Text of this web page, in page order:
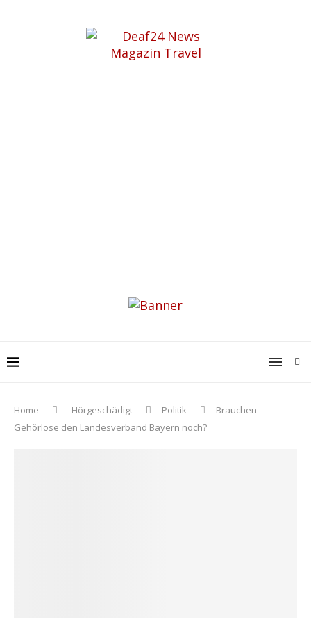
Home Hörgeschädigt Politik
Brauchen
Gehörlose den Landesverband Bayern noch?